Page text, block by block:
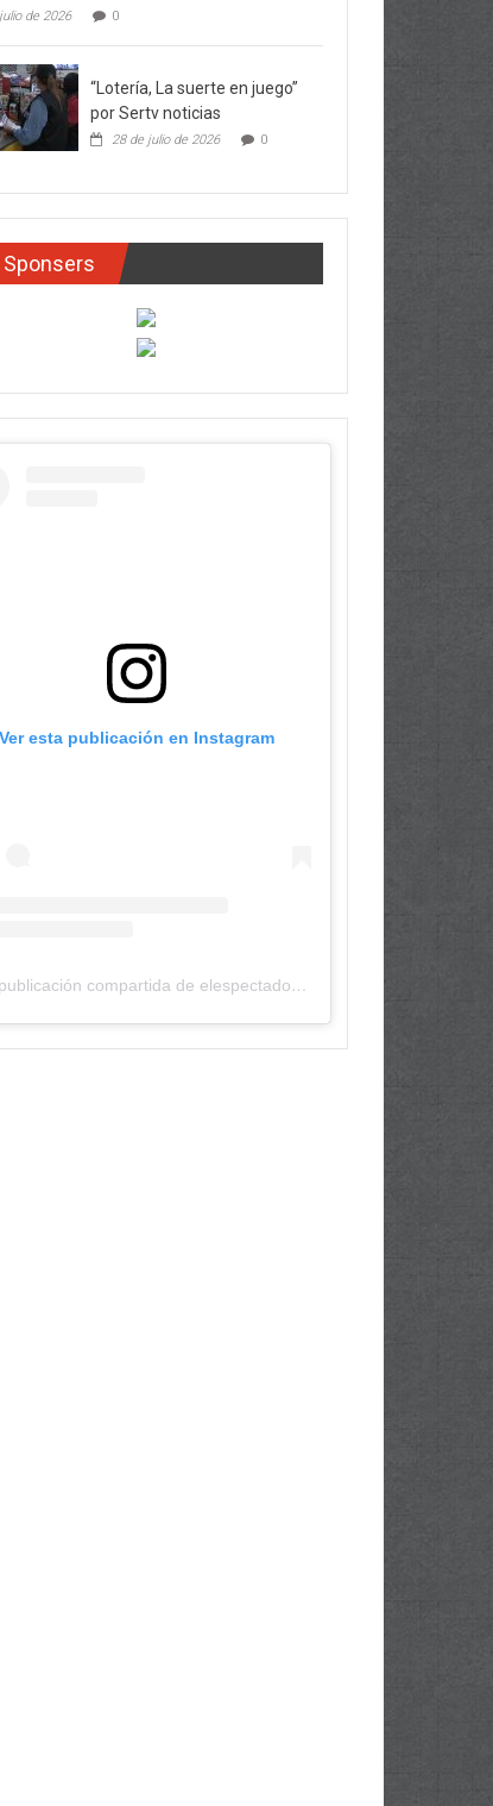
de 2026 0
“Lotería, La suerte en juego”
por Sertv noticias
28 de julio de 2026 0
Sponsers
Ver esta publicación en Instagram
Una publicación compartida de elespectadordepanama (@elespectadordepanama)